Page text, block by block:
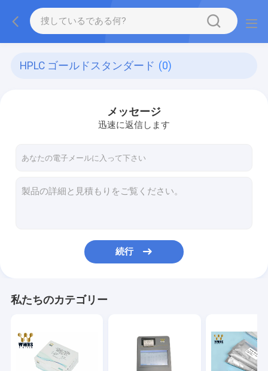
HPLC ゴールドスタンダード (0)
メッセージ
迅速に返信します
続行
私たちのカテゴリー